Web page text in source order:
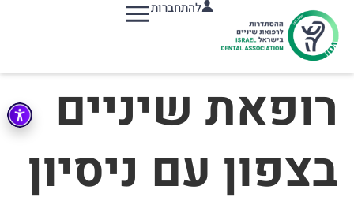
להתחברות
רופאת שיניים
בצפון עם ניסיון